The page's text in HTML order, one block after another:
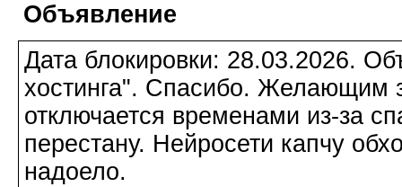
Объявление
Дата блокировки: 28.03.2026.
хостинга". Спасибо. Желающим
отключается временами из-за
перестану. Нейросети капчу
надоело.